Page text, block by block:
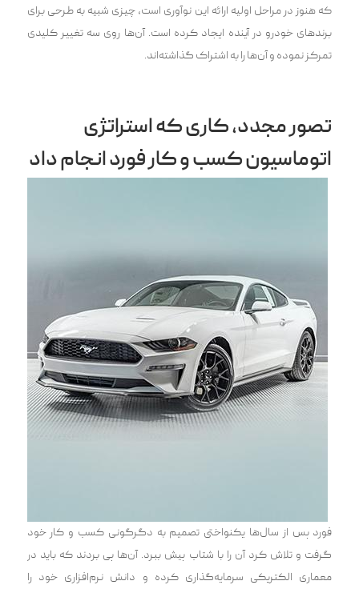
که هنوز در مراحل اولیه ارائه این نوآوری است، چیزی شبیه به طرحی برای
برندهای خودرو در آینده ایجاد کرده است. آن‌ها روی سه تغییر کلیدی
تمرکز نموده و آن‌ها را به اشتراک گذاشته‌اند.
تصور مجدد، کاری که استراتژی
اتوماسیون کسب و کار فورد انجام داد
فورد پس از سال‌ها یکنواختی تصمیم به دگرگونی کسب و کار خود
گرفت و تلاش کرد آن‌ را با شتاب پیش ببرد. آن‌ها پی بردند که باید در
معماری الکتریکی سرمایه‌گذاری کرده و دانش نرم‌افزاری خود را